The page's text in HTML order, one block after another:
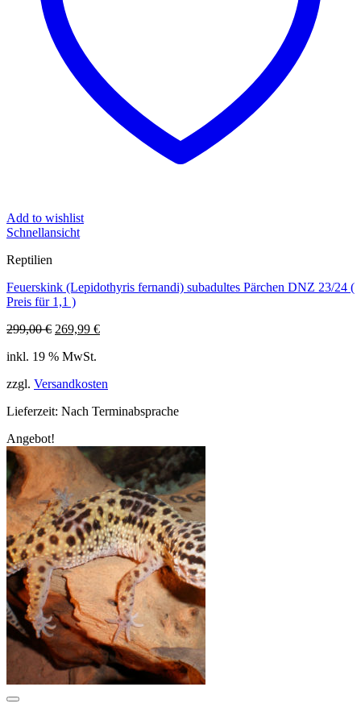
Add to wishlist
Schnellansicht
Reptilien
Feuerskink (Lepidothyris fernandi) subadultes Pärchen DNZ 23/24 (
Preis für 1,1 )
299,00€ Ursprünglicher
war:
269,99 €Aktueller
inkl. 19 % MwSt.
zzgl. Versandkosten
Lieferzeit: Nach Terminabsprache
Angebot!